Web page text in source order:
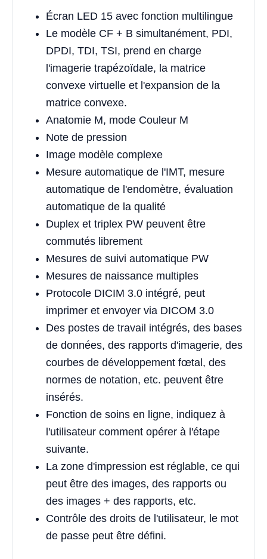
Écran LED 15 avec fonction multilingue
Le modèle CF + B simultanément, PDI,
DPDI, TDI, TSI, prend en charge
l'imagerie trapézoïdale, la matrice
convexe virtuelle et l'expansion de la
matrice convexe.
Anatomie M, mode Couleur M
Note de pression
Image modèle complexe
Mesure automatique de l'IMT, mesure
automatique de l'endomètre, évaluation
automatique de la qualité
Duplex et triplex PW peuvent être
commutés librement
Mesures de suivi automatique PW
Mesures de naissance multiples
Protocole DICIM 3.0 intégré, peut
imprimer et envoyer via DICOM 3.0
Des postes de travail intégrés, des bases
de données, des rapports d'imagerie, des
courbes de développement fœtal, des
normes de notation, etc. peuvent être
insérés.
Fonction de soins en ligne, indiquez à
l'utilisateur comment opérer à l'étape
suivante.
La zone d'impression est réglable, ce qui
peut être des images, des rapports ou
des images + des rapports, etc.
Contrôle des droits de l'utilisateur, le mot
de passe peut être défini.